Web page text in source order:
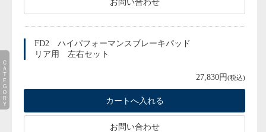
お問い合わせ
FD2 ハイパフォーマンスブレーキパッド
リア用 左右セット
27,830円(税込)
お問い合わせ
ＣＡＴＥＧＯＲＹ